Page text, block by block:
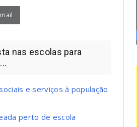
nas escolas para
e serviços à população
perto de escola